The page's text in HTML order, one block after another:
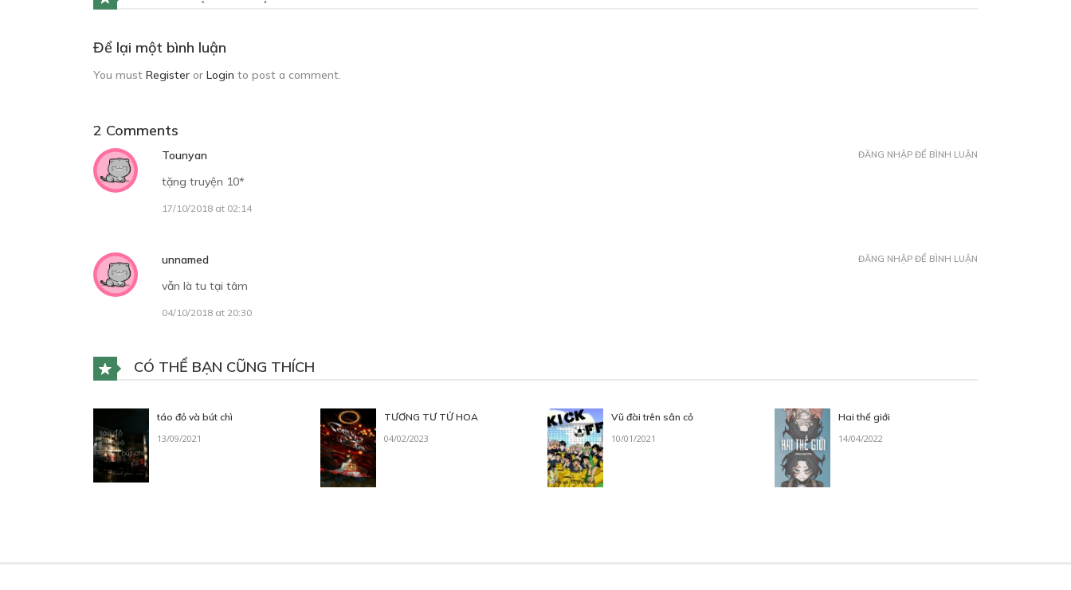
Để lại một bình luận
You must Register or Login to post a comment.
2 Comments
Tounyan
tặng truyện 10*
17/10/2018 at 02:14
ĐĂNG NHẬP ĐỂ BÌNH LUẬN
unnamed
vẫn là tu tại tâm
04/10/2018 at 20:30
ĐĂNG NHẬP ĐỂ BÌNH LUẬN
CÓ THỂ BẠN CŨNG THÍCH
táo đỏ và bút chì
13/09/2021
TƯƠNG TƯ TỬ HOA
04/02/2023
Vũ đài trên sân cỏ
10/01/2021
Hai thế giới
14/04/2022